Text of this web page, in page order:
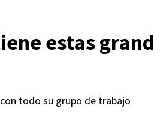
estas
todo su grupo de trabajo